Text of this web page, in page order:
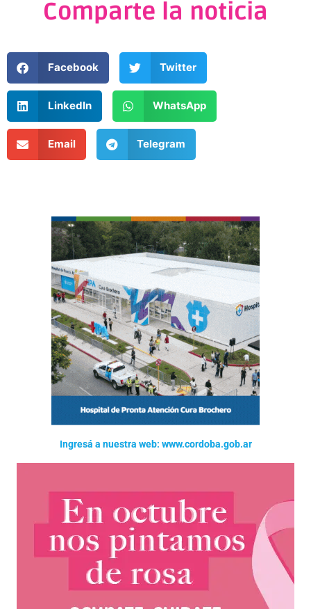
Comparte la noticia
Facebook Twitter
LinkedIn WhatsApp
Email Telegram
Ingresá a nuestra web: www.cordoba.gob.ar